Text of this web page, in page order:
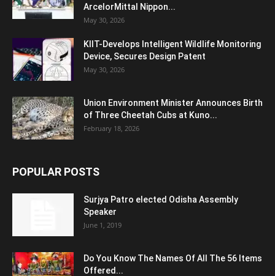
ArcelorMittal Nippon...
May 30, 2026
KIIT-Develops Intelligent Wildlife Monitoring
Device, Secures Design Patent
May 30, 2026
Union Environment Minister Announces Birth
of Three Cheetah Cubs at Kuno...
February 18, 2026
POPULAR POSTS
Surjya Patro elected Odisha Assembly
Speaker
June 1, 2019
Do You Know The Names Of All The 56 Items
Offered...